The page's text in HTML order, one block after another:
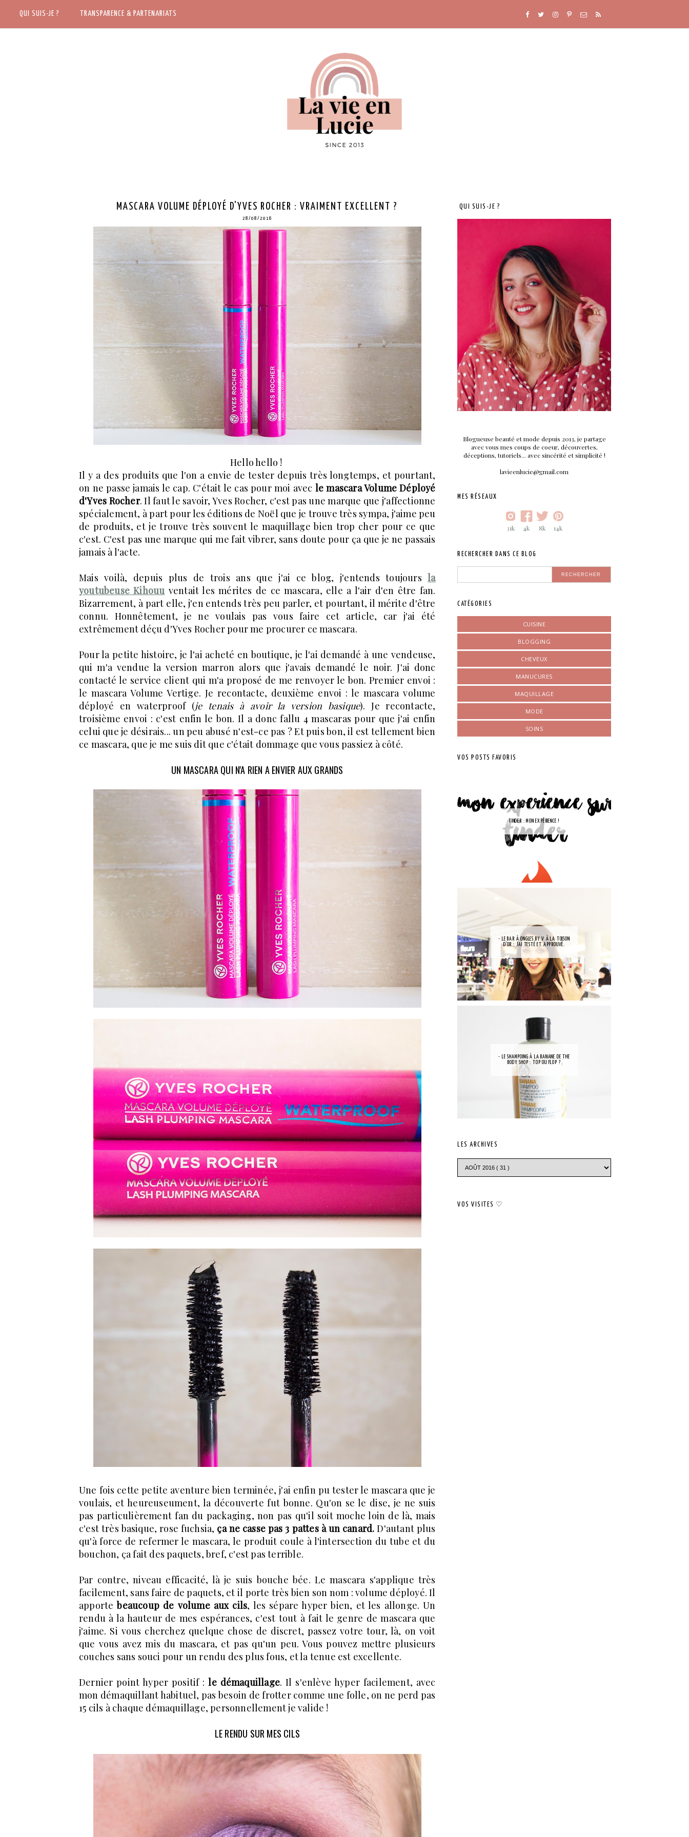
ACCUEIL QUI SUIS-JE ? TRANSPARENCE & PARTENARIATS
MASCARA VOLUME DÉPLOYÉ D'YVES ROCHER : VRAIMENT EXCELLENT ?
28/08/2016
Hello hello !
Il y a des produits que l'on a envie de tester depuis très longtemps, et pourtant,
on ne passe jamais le cap. C'était le cas pour moi avec le mascara Volume Déployé
d'Yves Rocher. Il faut le savoir, Yves Rocher, c'est pas une marque que j'affectionne
spécialement, à part pour les éditions de Noël que je trouve très sympa, j'aime peu
de produits, et je trouve très souvent le maquillage bien trop cher pour ce que
c'est. C'est pas une marque qui me fait vibrer, sans doute pour ça que je ne passais
jamais à l'acte.
Mais voilà, depuis plus de trois ans que j'ai ce blog, j'entends toujoursla
youtubeuse Kihouu ventait les mérites de ce mascara, elle a l'air d'en être fan.
Bizarrement, à part elle, j'en entends très peu parler, et pourtant, il mérite d'être
connu. Honnêtement, je ne voulais pas vous faire cet article, car j'ai été
extrêmement déçu d'Yves Rocher pour me procurer ce mascara.
Pour la petite histoire, je l'ai acheté en boutique, je l'ai demandé à une vendeuse,
qui m'a vendue la version marron alors que j'avais demandé le noir. J'ai donc
contacté le service client qui m'a proposé de me renvoyer le bon. Premier envoi :
le mascara Volume Vertige. Je recontacte, deuxième envoi : le mascara volume
déployé en waterproof (je tenais à avoir la version basique). Je recontacte,
troisième envoi : c'est enfin le bon. Il a donc fallu 4 mascaras pour que j'ai enfin
celui que je désirais... un peu abusé n'est-ce pas ? Et puis bon, il est tellement bien
ce mascara, que je me suis dit que c'était dommage que vous passiez à côté.
UN MASCARA QUI N'A RIEN A ENVIER AUX GRANDS
Une fois cette petite aventure bien terminée, j'ai enfin pu tester le mascara que je
voulais, et heureuseument, la découverte fut bonne. Qu'on se le dise, je ne suis
pas particulièrement fan du packaging, non pas qu'il soit moche loin de là, mais
c'est très basique, rose fuchsia, ça ne casse pas 3 pattes à un canard. D'autant plus
qu'à force de refermer le mascara, le produit coule à l'intersection du tube et du
bouchon, ça fait des paquets, bref, c'est pas terrible.
Par contre, niveau efficacité, là je suis bouche bée. Le mascara s'applique très
facilement, sans faire de paquets, et il porte très bien son nom : volume déployé. Il
apportebeaucoup de volume aux cils, les sépare hyper bien, et les allonge. Un
rendu à la hauteur de mes espérances, c'est tout à fait le genre de mascara que
j'aime. Si vous cherchez quelque chose de discret, passez votre tour, là, on voit
que vous avez mis du mascara, et pas qu'un peu. Vous pouvez mettre plusieurs
couches sans souci pour un rendu des plus fous, et la tenue est excellente.
Dernier point hyper positif :le démaquillage. Il s'enlève hyper facilement, avec
mon démaquillant habituel, pas besoin de frotter comme une folle, on ne perd pas
15 cils à chaque démaquillage, personnellement je valide !
LE RENDU SUR MES CILS
QUI SUIS-JE ?
Blogueuse beauté et mode depuis 2013, je partage
avec vous mes coups de coeur, découvertes,
déceptions, tutoriels... avec sincérité et simplicité !
lavieenlucie@gmail.com
MES RÉSEAUX
31k 4k 8k 14k
RECHERCHER DANS CE BLOG
CATÉGORIES
CUISINE
BLOGGING
CHEVEUX
MANUCURES
MAQUILLAGE
MODE
SOINS
VOS POSTS FAVORIS
TINDER : MON EXPÉRIENCE !
- LE BAR À ONGLES BY V À LA TOISON
D'OR : J'AI TESTÉ ET APPROUVÉ.
- LE SHAMPOING À LA BANANE DE THE
BODY SHOP : TOP OU FLOP ?
LES ARCHIVES
VOS VISITES ♡
QUI SUIS-JE ? TRANSPARENCE & PARTENARIATS